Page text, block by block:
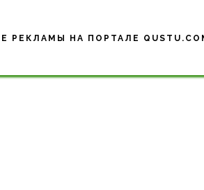
РЕКЛАМЫ НА ПОРТАЛЕ